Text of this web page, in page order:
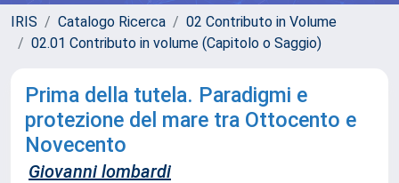
IRIS Catalogo Ricerca
02 Contributo in Volume
02.01 Contributo in volume (Capitolo o Saggio)
Prima della tutela. Paradigmi e
protezione del mare tra Ottocento e
Novecento
Giovanni lombardi